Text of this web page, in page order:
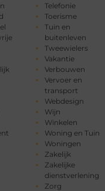
Telefonie
Toerisme
Tuin en
buitenleven
Tweewielers
Vakantie
Verbouwen
Vervoer en
transport
Webdesign
Wijn
Winkelen
Woning en Tuin
Woningen
Zakelijk
Zakelijke
dienstverlening
Zorg